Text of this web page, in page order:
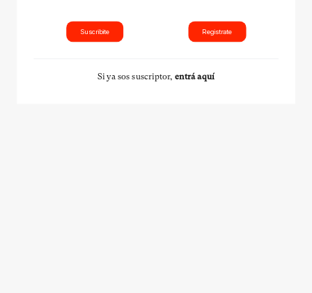
Suscribite Registrate
Si ya sos suscriptor, entrá aquí